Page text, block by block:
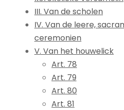
III. Van de scholen
IV. Van de leere,
ceremonien
V. Van het houwelick
Art. 78
Art. 79
Art. 80
Art. 81